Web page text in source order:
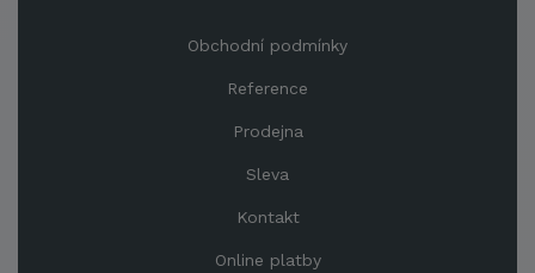
Obchodní podmínky
Reference
Prodejna
Sleva
Kontakt
Online platby